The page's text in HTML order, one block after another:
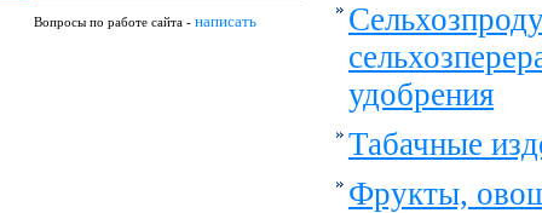
Вопросы по работе сайта - написать
удобрения
Табачные
Фрукты,